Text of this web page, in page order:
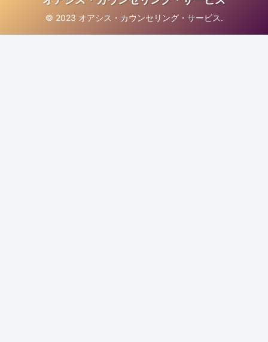
© 2023 オアシス・カウンセリング・サービス.